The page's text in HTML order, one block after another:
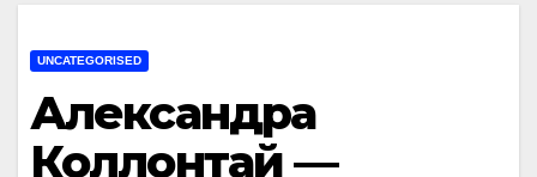
UNCATEGORISED
Александра
Коллонтай —